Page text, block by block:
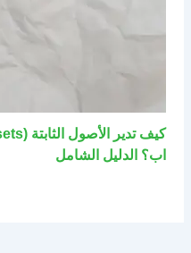
اب؟ الدليل الشامل